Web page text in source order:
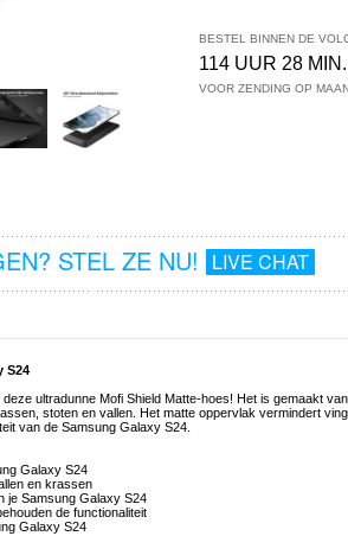
BESTEL BINNEN DE
114 UUR 28
VOOR ZENDING OP
STEL ZE NU! LIVE CHAT
S24
ultradunne Mofi Shield Matte-hoes! Het is gemaakt
stoten en vallen. Het matte oppervlak vermindert
van de Samsung Galaxy S24.
Galaxy S24
en krassen
je Samsung Galaxy S24
de functionaliteit
Galaxy S24